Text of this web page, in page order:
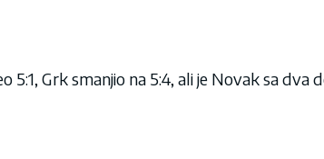
5:1, Grk smanjio na 5:4, ali je Novak sa dva